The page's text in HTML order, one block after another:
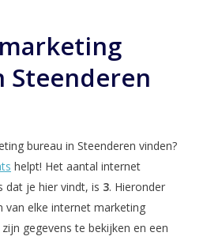
Steenderen
bureau in Steenderen vinden?
helpt! Het aantal internet
dat je hier vindt, is 3. Hieronder
van elke internet marketing
gegevens te bekijken en een